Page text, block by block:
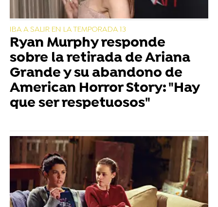
IBA A SALIR EN LA TEMPORADA 13
Ryan Murphy responde
sobre la retirada de Ariana
Grande y su abandono de
American Horror Story: "Hay
que ser respetuosos"